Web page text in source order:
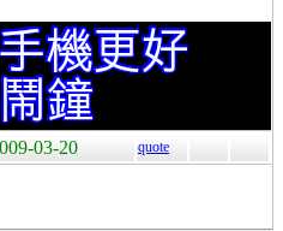
03-20 quote